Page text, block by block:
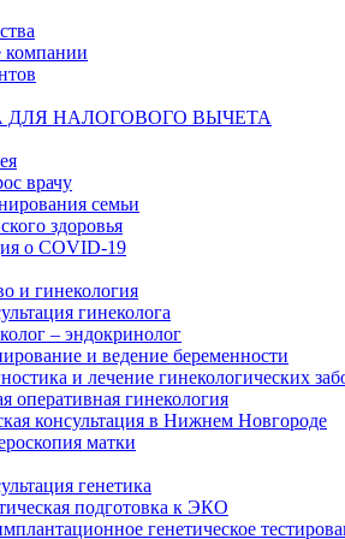
компании
ДЛЯ НАЛОГОВОГО ВЫЧЕТА
врачу
семьи
здоровья
о COVID-19
и гинекология
гинеколога
– эндокринолог
и ведение беременности
и лечение гинекологических
оперативная гинекология
консультация в Нижнем Новгороде
матки
генетика
подготовка к ЭКО
генетическое